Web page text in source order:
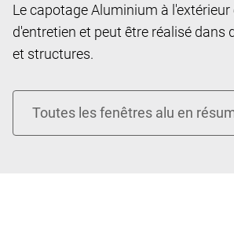
Le capotage Aluminium à
d'entretien et peut être réalisé dans
et structures.